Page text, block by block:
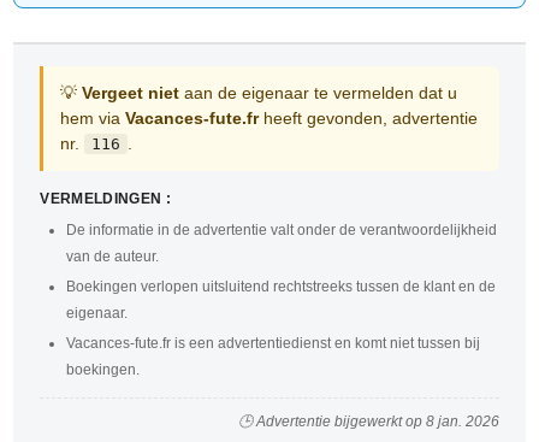
💡Vergeet niet aan de eigenaar te vermelden dat u
hem viaVacances-fute.frheeft gevonden, advertentie
nr.
116
VERMELDINGEN :
De informatie in de advertentie valt onder de verantwoordelijkheid
van de auteur.
Boekingen verlopen uitsluitend rechtstreeks tussen de klant en de
eigenaar.
Vacances-fute.fr is een advertentiedienst en komt niet tussen bij
boekingen.
🕒 Advertentie bijgewerkt op 8 jan. 2026